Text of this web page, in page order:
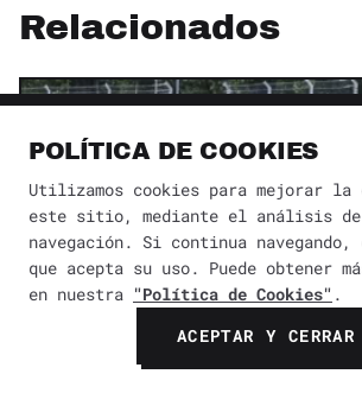
Relacionados
POLÍTICA DE COOKIES
Utilizamos cookies para mejorar la
este sitio, mediante el análisis de
navegación. Si continua navegando,
que acepta su uso. Puede obtener
en nuestra "Política de Cookies" .
ACEPTAR Y CERRAR